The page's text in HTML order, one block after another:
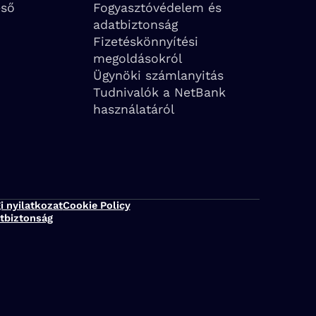
Fogyasztóvédelem és
adatbiztonság
Fizetéskönnyítési
megoldásokról
Ügynöki számlanyitás
Tudnivalók a NetBank
használatáról
nyilatkozatCookie Policy